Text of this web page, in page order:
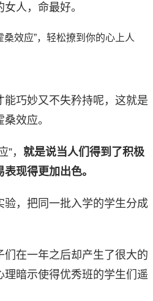
人，命最好。
能巧妙又不失矜持呢，这就是
效应。
， 就是说当人们得到了积极
现得更加出色。
验，把同一批入学的学生分成
们在一年之后却产生了很大的
理暗示使得优秀班的学生们遥